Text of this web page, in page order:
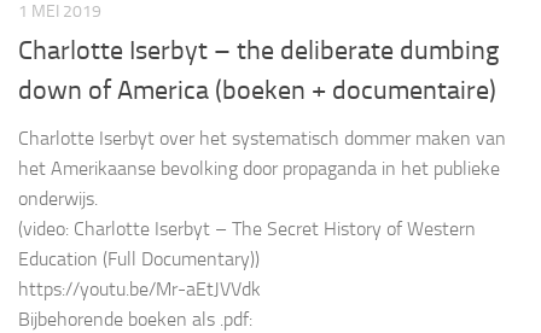
1 MEI 2019
Charlotte Iserbyt – the deliberate dumbing
down of America (boeken + documentaire)
Charlotte Iserbyt over het systematisch dommer maken van
het Amerikaanse bevolking door propaganda in het publieke
onderwijs.
(video: Charlotte Iserbyt – The Secret History of Western
Education (Full Documentary))
https://youtu.be/Mr-aEtJVVdk
Bijbehorende boeken als .pdf: